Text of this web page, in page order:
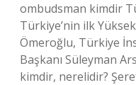
ombudsman kimdir
Türkiye’nin ilk
Ömeroğlu, Türkiye
Başkanı Süleyman
kimdir, nerelidir?